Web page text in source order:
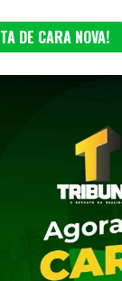
TA DE CARA NOVA!